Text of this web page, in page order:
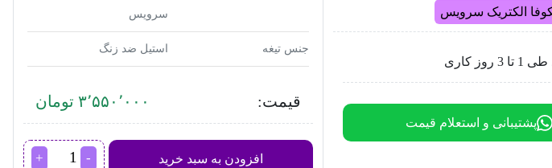
روز کاری
پشتیبانی و استعلام قیمت
سرویس
جنس تیغه استیل ضد زنگ
قیمت: ۳٬۵۵۰٬۰۰۰ تومان
افزودن به سبد خرید
ماشین